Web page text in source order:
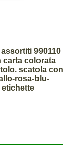
990110
carta colorata
scatola con
rosa-blu-